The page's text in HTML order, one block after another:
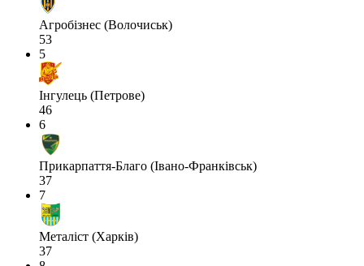
Агробізнес (Волочиськ)
53
5
Інгулець (Петрове)
46
6
Прикарпаття-Благо (Івано-Франківськ)
37
7
Металіст (Харків)
37